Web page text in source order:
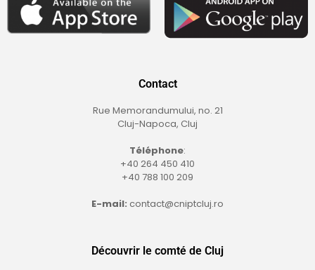
Contact
Rue Memorandumului, no. 21
Cluj-Napoca, Cluj
Téléphone:
+40 264 450 410
+40 788 100 209
E-mail: contact@cniptcluj.ro
Découvrir le comté de Cluj